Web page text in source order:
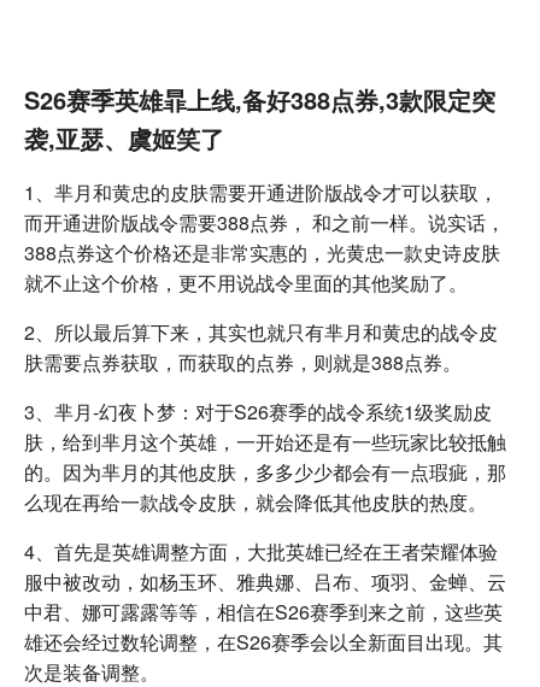
S26赛季英雄暃上线,备好388点券,3款限定突
袭,亚瑟、虞姬笑了
1、芈月和黄忠的皮肤需要开通进阶版战令才可以获取，
而开通进阶版战令需要388点券， 和之前一样。说实话，
388点券这个价格还是非常实惠的，光黄忠一款史诗皮肤
就不止这个价格，更不用说战令里面的其他奖励了。
2、所以最后算下来，其实也就只有芈月和黄忠的战令皮
肤需要点券获取，而获取的点券，则就是388点券。
3、芈月-幻夜卜梦：对于S26赛季的战令系统1级奖励皮
肤，给到芈月这个英雄，一开始还是有一些玩家比较抵触
的。因为芈月的其他皮肤，多多少少都会有一点瑕疵，那
么现在再给一款战令皮肤，就会降低其他皮肤的热度。
4、首先是英雄调整方面，大批英雄已经在王者荣耀体验
服中被改动，如杨玉环、雅典娜、吕布、项羽、金蝉、云
中君、娜可露露等等，相信在S26赛季到来之前，这些英
雄还会经过数轮调整，在S26赛季会以全新面目出现。其
次是装备调整。